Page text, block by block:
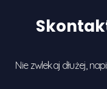
Nie zwlekaj dłużej,